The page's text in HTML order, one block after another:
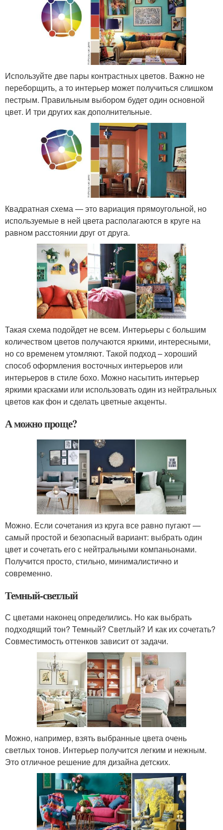
Используйте две пары контрастных цветов. Важно не
переборщить, а то интерьер может получиться слишком
пестрым. Правильным выбором будет один основной
цвет. И три других как дополнительные.
Квадратная схема — это вариация прямоугольной, но
используемые в ней цвета располагаются в круге на
равном расстоянии друг от друга.
Такая схема подойдет не всем. Интерьеры с большим
количеством цветов получаются яркими, интересными,
но со временем утомляют. Такой подход – хороший
способ оформления восточных интерьеров или
интерьеров в стиле бохо. Можно насытить интерьер
яркими красками или использовать один из нейтральных
цветов как фон и сделать цветные акценты.
А можно проще?
Можно. Если сочетания из круга все равно пугают —
самый простой и безопасный вариант: выбрать один
цвет и сочетать его с нейтральными компаньонами.
Получится просто, стильно, минималистично и
современно.
Темный-светлый
С цветами наконец определились. Но как выбрать
подходящий тон? Темный? Светлый? И как их сочетать?
Совместимость оттенков зависит от задачи.
Можно, например, взять выбранные цвета очень
светлых тонов. Интерьер получится легким и нежным.
Это отличное решение для дизайна детских.